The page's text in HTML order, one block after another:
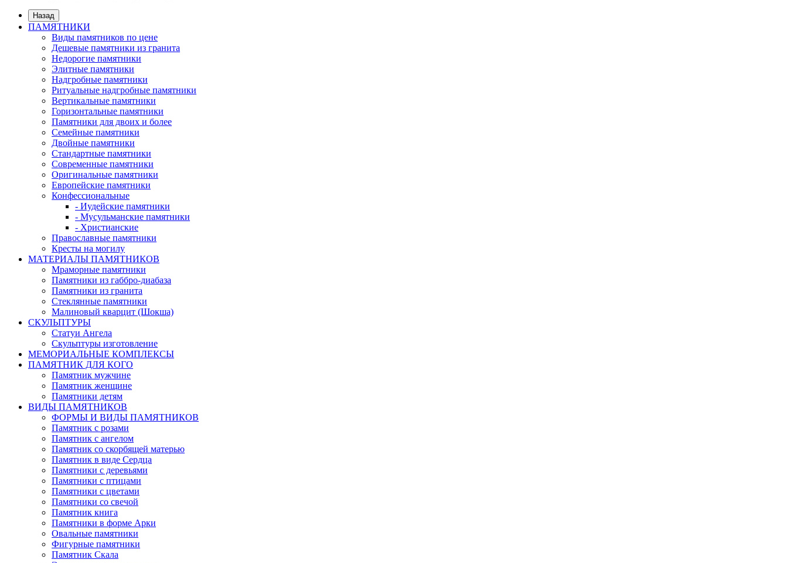
Назад
ПАМЯТНИКИ
Виды памятников по цене
Дешевые памятники из гранита
Недорогие памятники
Элитные памятники
Надгробные памятники
Ритуальные надгробные памятники
Вертикальные памятники
Горизонтальные памятники
Памятники для двоих и более
Семейные памятники
Двойные памятники
Стандартные памятники
Современные памятники
Оригинальные памятники
Европейские памятники
Конфессиональные
- Иудейские памятники
- Мусульманские памятники
- Христианские
Православные памятники
Кресты на могилу
МАТЕРИАЛЫ ПАМЯТНИКОВ
Мраморные памятники
Памятники из габбро-диабаза
Памятники из гранита
Стеклянные памятники
Малиновый кварцит (Шокша)
СКУЛЬПТУРЫ
Статуи Ангела
Скульптуры изготовление
МЕМОРИАЛЬНЫЕ КОМПЛЕКСЫ
ПАМЯТНИК ДЛЯ КОГО
Памятник мужчине
Памятник женщине
Памятники детям
ВИДЫ ПАМЯТНИКОВ
ФОРМЫ И ВИДЫ ПАМЯТНИКОВ
Памятник с розами
Памятник с ангелом
Памятник со скорбящей матерью
Памятник в виде Сердца
Памятники с деревьями
Памятники с птицами
Памятники с цветами
Памятники со свечой
Памятник книга
Памятники в форме Арки
Овальные памятники
Фигурные памятники
Памятник Скала